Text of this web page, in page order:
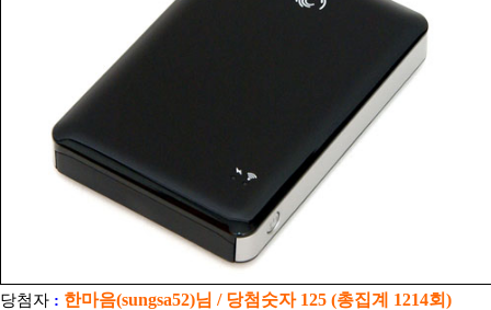
당첨자 : 한마음(sungsa52)님 / 당첨숫자 125 (총집계 1214회)